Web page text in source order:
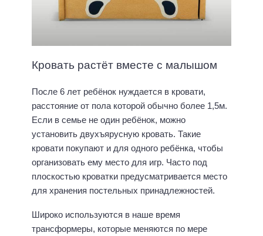
Кровать растёт вместе с малышом
После 6 лет ребёнок нуждается в кровати,
расстояние от пола которой обычно более 1,5м.
Если в семье не один ребёнок, можно
установить двухъярусную кровать. Такие
кровати покупают и для одного ребёнка, чтобы
организовать ему место для игр. Часто под
плоскостью кроватки предусматривается место
для хранения постельных принадлежностей.
Широко используются в наше время
трансформеры, которые меняются по мере